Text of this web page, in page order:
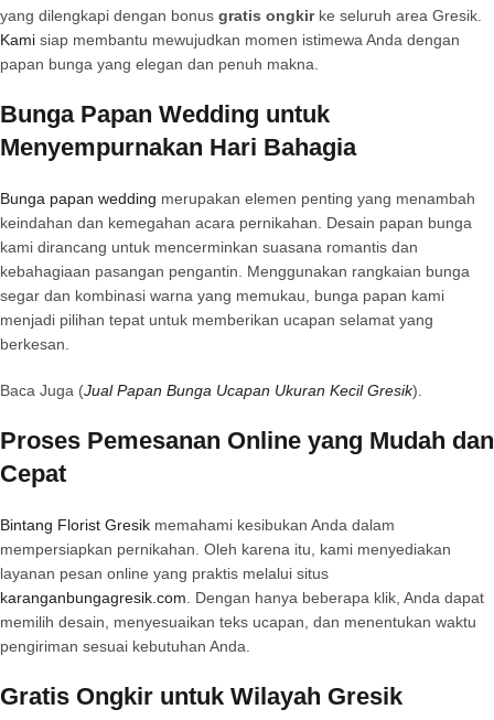
yang dilengkapi dengan bonus gratis ongkirke seluruh area Gresik.
Kami siap membantu mewujudkan momen istimewa Anda dengan
papan bunga yang elegan dan penuh makna.
Bunga Papan Wedding untuk
Menyempurnakan Hari Bahagia
Bunga papan wedding merupakan elemen penting yang menambah
keindahan dan kemegahan acara pernikahan. Desain papan bunga
kami dirancang untuk mencerminkan suasana romantis dan
kebahagiaan pasangan pengantin. Menggunakan rangkaian bunga
segar dan kombinasi warna yang memukau, bunga papan kami
menjadi pilihan tepat untuk memberikan ucapan selamat yang
berkesan.
Baca Juga (Jual Papan Bunga Ucapan Ukuran Kecil Gresik).
Proses Pemesanan Online yang Mudah dan
Cepat
Bintang Florist Gresik memahami kesibukan Anda dalam
mempersiapkan pernikahan. Oleh karena itu, kami menyediakan
layanan pesan online yang praktis melalui situs
karanganbungagresik.com . Dengan hanya beberapa klik, Anda dapat
memilih desain, menyesuaikan teks ucapan, dan menentukan waktu
pengiriman sesuai kebutuhan Anda.
Gratis Ongkir untuk Wilayah Gresik